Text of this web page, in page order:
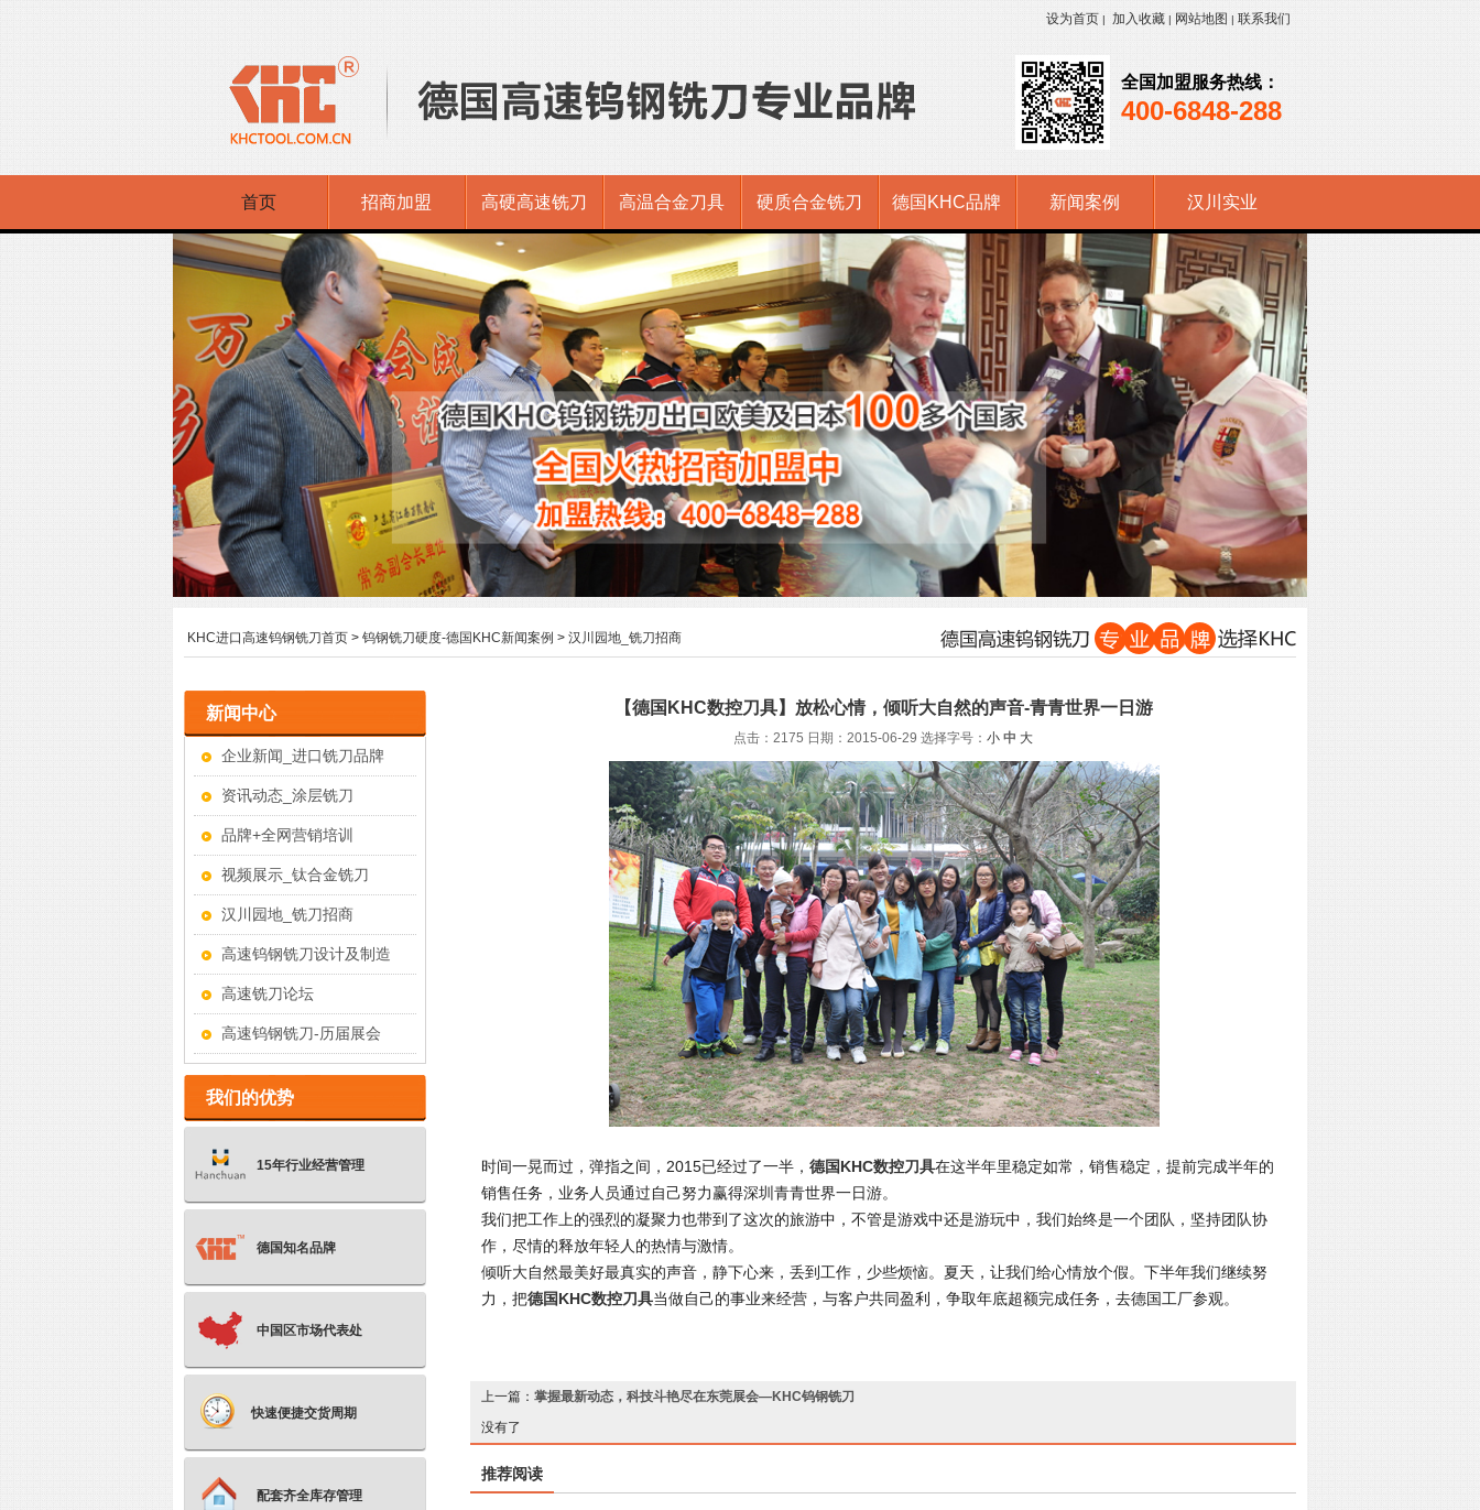
设为首页 | 加入收藏 | 网站地图 | 联系我们
全国加盟服务热线：
400-6848-288
首页 招商加盟 高硬高速铣刀 高温合金刀具 硬质合金铣刀 德国KHC品牌 新闻案例 汉川实业
KHC进口高速钨钢铣刀首页 > 钨钢铣刀硬度-德国KHC新闻案例 > 汉川园地_铣刀招商
【德国KHC数控刀具】放松心情，倾听大自然的声音-青青世界一日游
点击：2175 日期：2015-06-29 选择字号： 小 中 大
时间一晃而过，弹指之间，2015已经过了一半， 德国KHC数控刀具在这半年里稳定如常，销售稳定，提前完成半年的
销售任务，业务人员通过自己努力赢得深圳青青世界一日游。
我们把工作上的强烈的凝聚力也带到了这次的旅游中，不管是游戏中还是游玩中，我们始终是一个团队，坚持团队协
作，尽情的释放年轻人的热情与激情。
倾听大自然最美好最真实的声音，静下心来，丢到工作，少些烦恼。夏天，让我们给心情放个假。下半年我们继续努
力，把德国KHC数控刀具当做自己的事业来经营，与客户共同盈利，争取年底超额完成任务，去德国工厂参观。
上一篇： 掌握最新动态，科技斗艳尽在东莞展会—KHC钨钢铣刀
没有了
推荐阅读
新闻中心
企业新闻_进口铣刀品牌
资讯动态_涂层铣刀
品牌+全网营销培训
视频展示_钛合金铣刀
汉川园地_铣刀招商
高速钨钢铣刀设计及制造
高速铣刀论坛
高速钨钢铣刀-历届展会
我们的优势
15年行业经营管理
德国知名品牌
中国区市场代表处
快速便捷交货周期
配套齐全库存管理